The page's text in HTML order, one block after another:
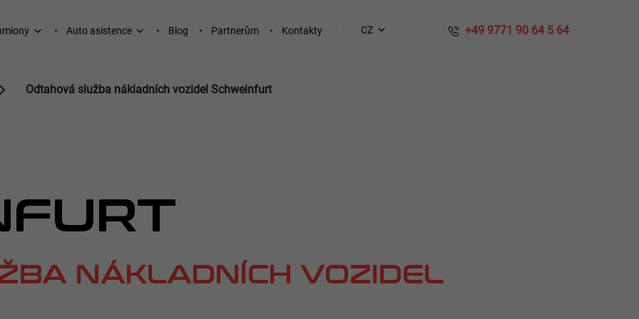
Auto asistence Blog Partnerům Kontakty CZ ​​ +49 9771 90 64 5 64
Odtahová služba nákladních vozidel Schweinfurt
NÁKLADNÍCH VOZIDEL